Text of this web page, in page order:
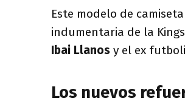
Este modelo de
indumentaria de la
Ibai Llanos y el ex
Los nuevos